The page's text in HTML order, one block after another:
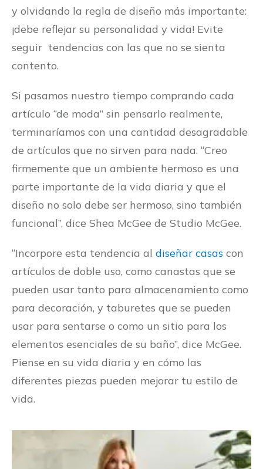
y olvidando la regla de diseño más importante:
¡debe reflejar su personalidad y vida! Evite
seguir tendencias con las que no se sienta
contento.
Si pasamos nuestro tiempo comprando cada
artículo “de moda” sin pensarlo realmente,
terminaríamos con una cantidad desagradable
de artículos que no sirven para nada. “Creo
firmemente que un ambiente hermoso es una
parte importante de la vida diaria y que el
diseño no solo debe ser hermoso, sino también
funcional”, dice Shea McGee de Studio McGee.
“Incorpore esta tendencia al diseñar casas con
artículos de doble uso, como canastas que se
pueden usar tanto para almacenamiento como
para decoración, y taburetes que se pueden
usar para sentarse o como un sitio para los
elementos esenciales de su baño”, dice McGee.
Piense en su vida diaria y en cómo las
diferentes piezas pueden mejorar tu estilo de
vida.